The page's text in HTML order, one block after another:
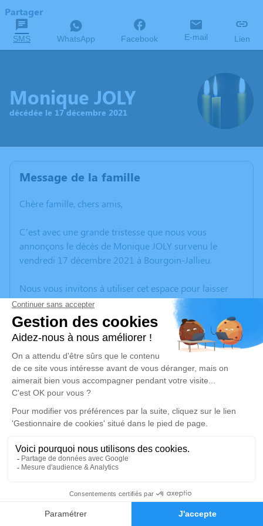
Faire-part Hommages
Partager
SMS WhatsApp Facebook E-mail Lien
Monique JOLY
décédée le 17 décembre 2021
Message de la famille
Chère famille, chers amis,
C’est avec une grande tristesse que nous vous
annonçons le décès de Monique JOLY survenu le
vendredi 17 décembre 2021 à Bourgoin-Jallieu.
Nous vous invitons à utiliser cet espace pour laisser
vos condoléances, partager des photos souvenirs, une
anecdote ou exprimer vos pensées à travers des
poèmes ou des textes. Cet endroit est un lieu
d'expression dédié à honorer la mémoire de Monique
JOLY.
Un service de plantation d’arbre hommage est
disponible ici.
Je rends hommage
Cérémonie
Eglise Saint Jean-Baptiste Place Président Carnot
38300 Bourgoin Jallieu